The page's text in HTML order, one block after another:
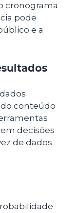
cronograma
pode
e a
conteúdo
decisões
de dados